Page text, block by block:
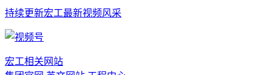
持续更新宏工最新视频风采
宏工相关网站